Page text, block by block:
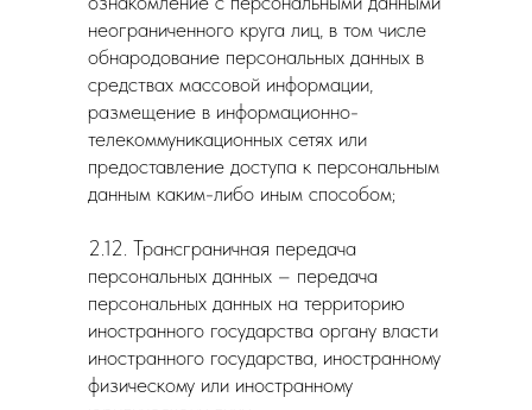
неограниченного круга лиц, в том числе
обнародование персональных данных в
средствах массовой информации,
размещение в информационно-
телекоммуникационных сетях или
предоставление доступа к персональным
данным каким-либо иным способом;
2.12. Трансграничная передача
персональных данных – передача
персональных данных на территорию
иностранного государства органу власти
иностранного государства, иностранному
физическому или иностранному